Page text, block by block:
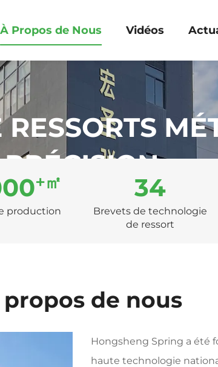
À Propos de Nous Vidéos
PRÉCISION
des produits et solutions sur mesure
+㎡
production
34
Brevets de technologie
de ressort
propos de nous
Hongsheng Spring a été
haute technologie